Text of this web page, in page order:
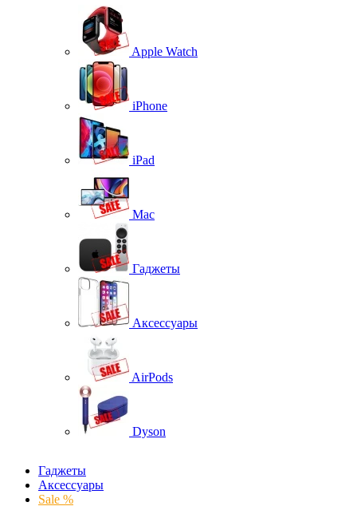
Apple Watch
iPhone
iPad
Mac
Гаджеты
Аксессуары
AirPods
Dyson
Гаджеты
Аксессуары
Sale %